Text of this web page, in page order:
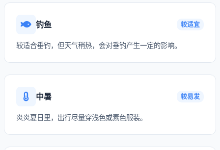
钓鱼 较适宜
较适合垂钓，但天气稍热，会对垂钓产生一定的影响。
中暑 较易发
炎炎夏日里，出行尽量穿浅色或素色服装。